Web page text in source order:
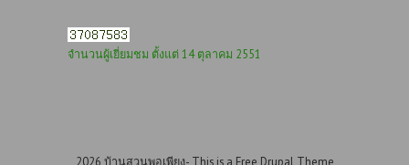
จำนวนผู้เยี่ยมชม ตั้งแต่ 14 ตุลาคม 2551
2026 บ้านสวนพอเพียง- This is a Free Drupal Theme